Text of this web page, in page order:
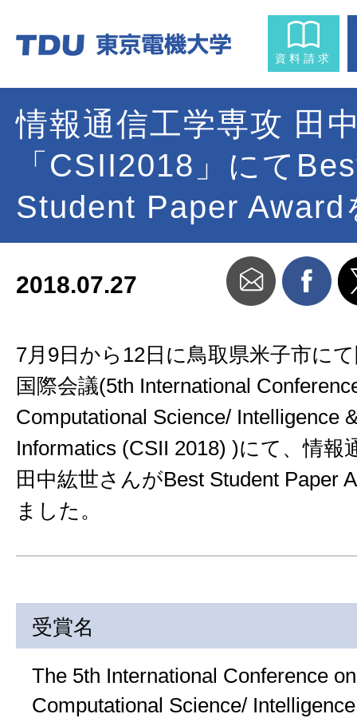
資料請求
情報通信工学専攻 田
「CSII2018」にて
Student Paper Award
2018.07.27
7月9日から12日に鳥取県米子市に
国際会議(5th International
Computational Science/ Intelligence
Informatics (CSII 2018) )にて、情報
田中紘世さんがBest Student Paper
ました。
受賞名
The 5th International Conference on
Computational Science/